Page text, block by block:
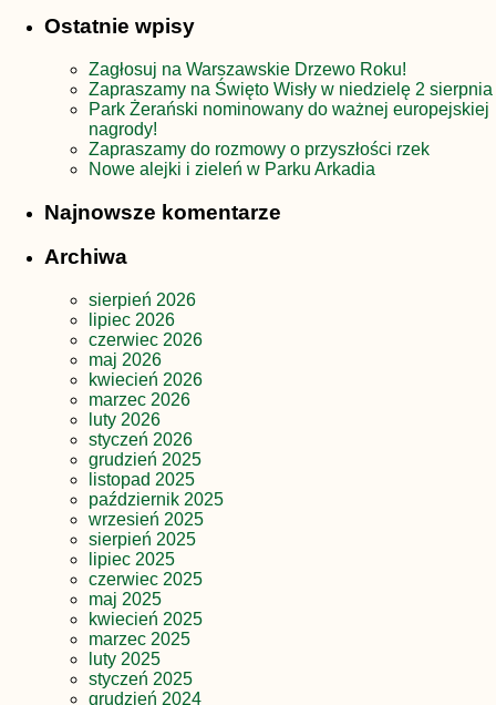
Ostatnie wpisy
Zagłosuj na Warszawskie Drzewo Roku!
Zapraszamy na Święto Wisły w niedzielę 2 sierpnia
Park Żerański nominowany do ważnej europejskiej
nagrody!
Zapraszamy do rozmowy o przyszłości rzek
Nowe alejki i zieleń w Parku Arkadia
Najnowsze komentarze
Archiwa
sierpień 2026
lipiec 2026
czerwiec 2026
maj 2026
kwiecień 2026
marzec 2026
luty 2026
styczeń 2026
grudzień 2025
listopad 2025
październik 2025
wrzesień 2025
sierpień 2025
lipiec 2025
czerwiec 2025
maj 2025
kwiecień 2025
marzec 2025
luty 2025
styczeń 2025
grudzień 2024